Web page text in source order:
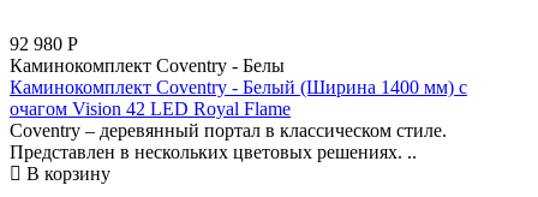
92 980 Р
Каминокомплект Coventry - Белы
Каминокомплект Coventry - Белый (Ширина 1400 мм) с
очагом Vision 42 LED Royal Flame
Coventry – деревянный портал в классическом стиле.
Представлен в нескольких цветовых решениях. ..
В корзину